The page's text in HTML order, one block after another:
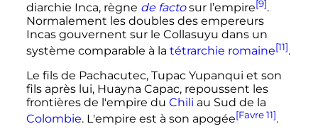
diarchie Inca, règne de factosur l’empire[9].
Normalement les doubles des empereurs
Incas gouvernent sur le Collasuyu dans un
système comparable à la tétrarchie romaine[11].
Le fils de Pachacutec, Tupac Yupanqui et son
fils après lui, Huayna Capac, repoussent les
frontières de l'empire du Chili au Sud de la
Colombie. L'empire est à son apogée[Favre 11].